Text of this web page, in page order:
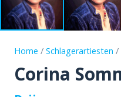
Home / Schlagerartiesten /
Corina